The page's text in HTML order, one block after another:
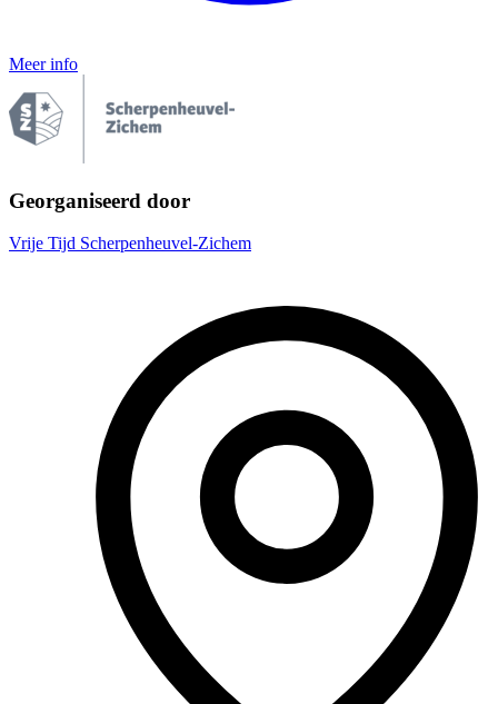
Meer info
Georganiseerd door
Vrije Tijd Scherpenheuvel-Zichem